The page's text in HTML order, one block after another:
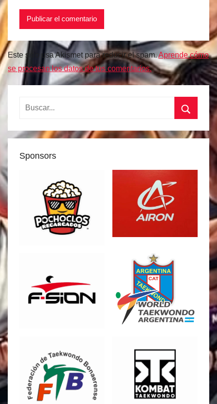
Este sitio usa Akismet para reducir el spam.Aprende cómo
se procesan los datos de tus comentarios.
Buscar:
Sponsors